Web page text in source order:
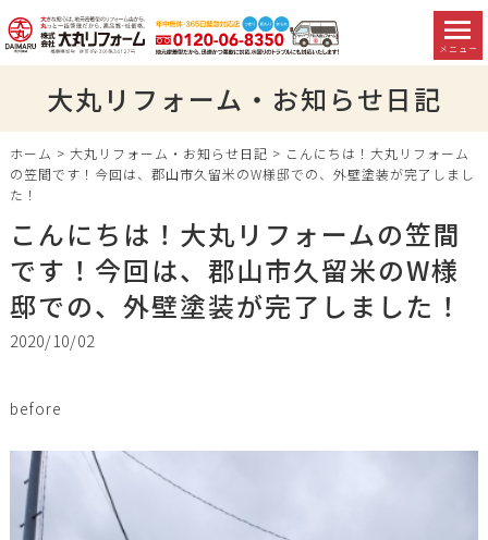
メニュー
大丸リフォーム・お知らせ日記
ホーム > 大丸リフォーム・お知らせ日記 > こんにちは！大丸リフォーム
の笠間です！今回は、郡山市久留米のW様邸での、外壁塗装が完了しまし
た！
こんにちは！大丸リフォームの笠間
です！今回は、郡山市久留米のW様
邸での、外壁塗装が完了しました！
2020/10/02
before